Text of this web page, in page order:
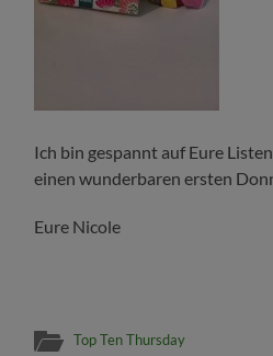
Ich bin gespannt auf Eure
einen wunderbaren ersten
Eure Nicole
Top Ten Thursday